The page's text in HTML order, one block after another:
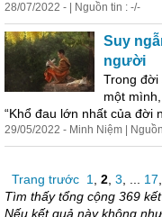
28/07/2022 - | Nguồn tin : -/-
Suy
người
Trong đời
một
“Khổ đau lớn nhất của đời
29/05/2022 - Minh Niệm |
Trang trước 1 2 3 17
Tìm thấy tổng cộng 369
Nếu kết quả này không